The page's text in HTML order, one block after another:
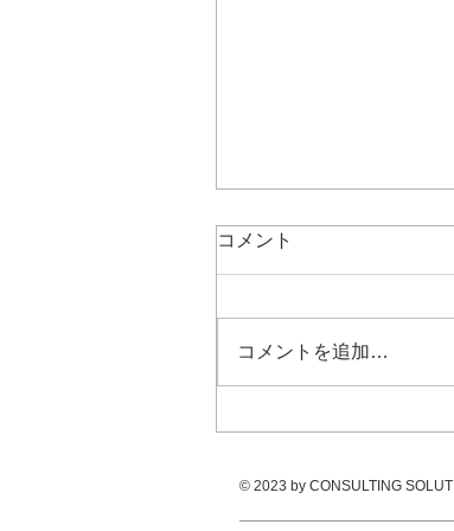
コメント
コメントを追加…
© 2023 by CONSULTING